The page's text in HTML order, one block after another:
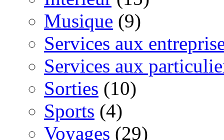
Musique (9)
Services aux
Services aux
Sorties (10)
Sports (4)
Voyages (29)